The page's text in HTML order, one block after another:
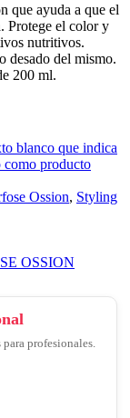
que ayuda a que el
Protege el color y
nutritivos.
desado del mismo.
200 ml.
Ossion, Styling
OSSION
profesionales.